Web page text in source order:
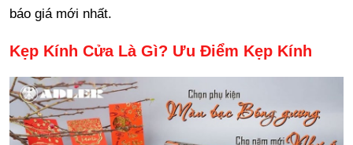
báo giá mới nhất.
Kẹp Kính Cửa Là Gì? Ưu Điểm Kẹp Kính